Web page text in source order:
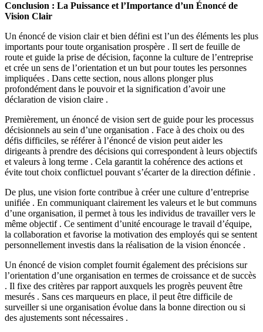
Conclusion : La Puissance et l’Importance d’un Énoncé de
Vision Clair
Un énoncé de vision clair et bien défini est l’un des éléments les plus
importants pour toute organisation prospère . Il sert de feuille de
route et guide la prise de décision, façonne la culture de l’entreprise
et crée un sens de l’orientation et un but pour toutes les personnes
impliquées . Dans cette section, nous allons plonger plus
profondément dans le pouvoir et la signification d’avoir une
déclaration de vision claire .
Premièrement, un énoncé de vision sert de guide pour les processus
décisionnels au sein d’une organisation . Face à des choix ou des
défis difficiles, se référer à l’énoncé de vision peut aider les
dirigeants à prendre des décisions qui correspondent à leurs objectifs
et valeurs à long terme . Cela garantit la cohérence des actions et
évite tout choix conflictuel pouvant s’écarter de la direction définie .
De plus, une vision forte contribue à créer une culture d’entreprise
unifiée . En communiquant clairement les valeurs et le but communs
d’une organisation, il permet à tous les individus de travailler vers le
même objectif . Ce sentiment d’unité encourage le travail d’équipe,
la collaboration et favorise la motivation des employés qui se sentent
personnellement investis dans la réalisation de la vision énoncée .
Un énoncé de vision complet fournit également des précisions sur
l’orientation d’une organisation en termes de croissance et de succès
. Il fixe des critères par rapport auxquels les progrès peuvent être
mesurés . Sans ces marqueurs en place, il peut être difficile de
surveiller si une organisation évolue dans la bonne direction ou si
des ajustements sont nécessaires .